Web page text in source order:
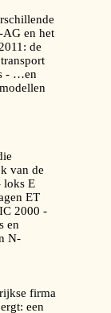
AG en het
de
- …en
van de
loks E
ET
2000 -
en
N-
firma
een